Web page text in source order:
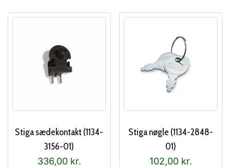
Stiga sædekontakt (1134-
3156-01)
336,00 kr.
Stiga nøgle (1134-2848-
01)
102,00 kr.